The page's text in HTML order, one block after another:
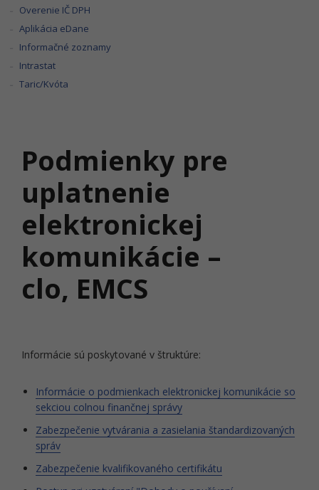
Overenie IČ DPH
Aplikácia eDane
Informačné zoznamy
Intrastat
Taric/Kvóta
Podmienky pre
uplatnenie
elektronickej
komunikácie –
clo, EMCS
Informácie sú poskytované v štruktúre:
Informácie o podmienkach elektronickej komunikácie so
sekciou colnou finančnej správy
Zabezpečenie vytvárania a zasielania štandardizovaných
správ
Zabezpečenie kvalifikovaného certifikátu